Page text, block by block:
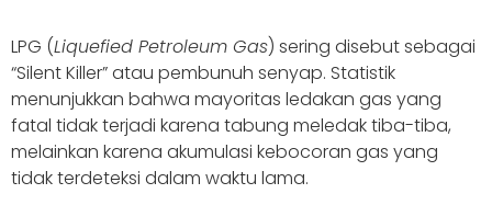
LPG (Liquefied Petroleum Gas) sering disebut sebagai
“Silent Killer” atau pembunuh senyap. Statistik
menunjukkan bahwa mayoritas ledakan gas yang
fatal tidak terjadi karena tabung meledak tiba-tiba,
melainkan karena akumulasi kebocoran gas yang
tidak terdeteksi dalam waktu lama.